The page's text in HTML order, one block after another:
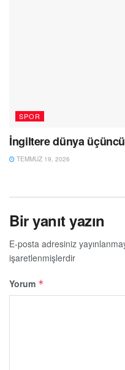
SPOR
İngiltere dünya
TEMMUZ 19, 2026
Bir yanıt yazın
E-posta adresiniz
işaretlenmişlerdir
Yorum *